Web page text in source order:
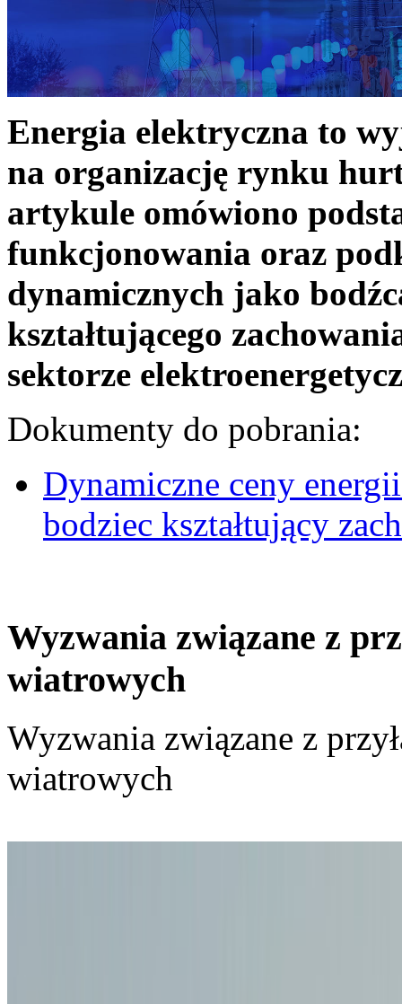
Energia elektryczna to
na organizację rynku
artykule omówiono
funkcjonowania oraz
dynamicznych jako
kształtującego
sektorze
Dokumenty do pobrania:
Dynamiczne ceny
bodziec kształtujący
Wyzwania związane z
wiatrowych
Wyzwania związane z
wiatrowych